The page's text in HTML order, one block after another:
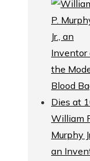
William
Murphy
an